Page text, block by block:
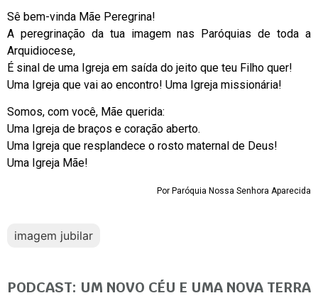
Sê bem-vinda Mãe Peregrina!
A peregrinação da tua imagem nas Paróquias de toda a
Arquidiocese,
É sinal de uma Igreja em saída do jeito que teu Filho quer!
Uma Igreja que vai ao encontro! Uma Igreja missionária!
Somos, com você, Mãe querida:
Uma Igreja de braços e coração aberto.
Uma Igreja que resplandece o rosto maternal de Deus!
Uma Igreja Mãe!
Por Paróquia Nossa Senhora Aparecida
imagem jubilar
PODCAST: UM NOVO CÉU E UMA NOVA TERRA